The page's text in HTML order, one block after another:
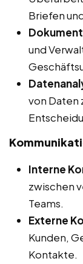
Briefen
und
von Daten
Interne
zwischen
Teams.
Externe
Kunden,
Kontakte.